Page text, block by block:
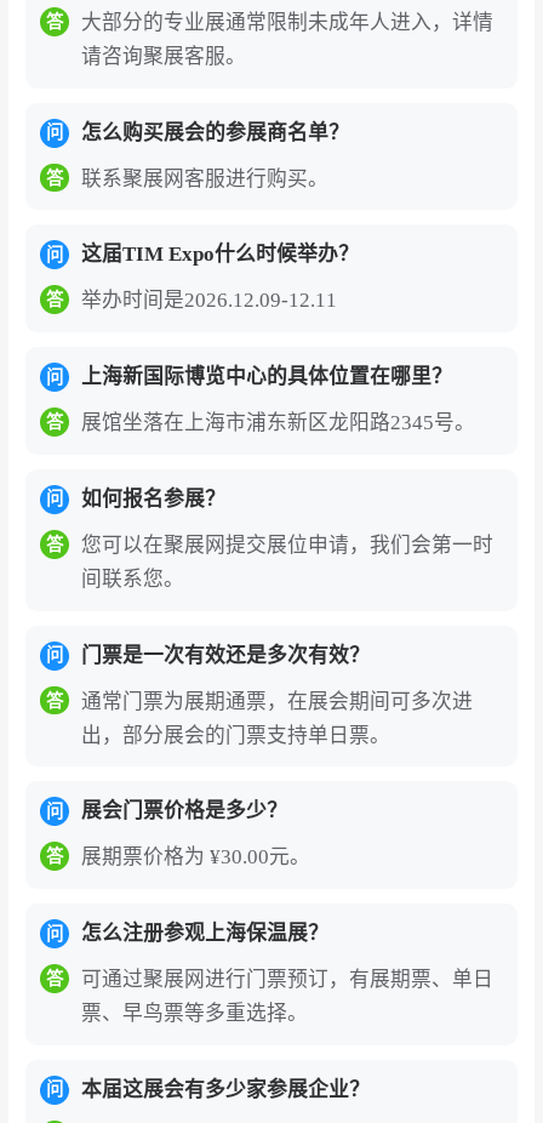
值
（TIM Expo，亚洲保温展）由中国绝热节能材料
协会主办，上海市能源研究会绝热工程应用专委
权威机构联合主办。自创办以来已成功举办二十
余届，2024年第21届展会汇聚600多家海内外优
专业观众近13,000人次，是亚太地区保温绝热材
料全产业链的年度风向标。
保温（无机保温材料、有机保温材料、保温装饰
一体板、墙体屋面保温系统等）、工业保温（石
油化工、电力、冶金、窑炉、管道、LNG储罐、
保温设备（生产设备、施工设备、喷涂设备）等
全产业链环节。从岩棉、玻璃棉、气凝胶、真空
绝热板到建筑光伏一体化（BIPV）组件，参展商
可在此完成从技术展示、品牌曝光到商贸洽谈的
精准对接全球核心买家与渠道资源
待来自中国大陆30省市、港澳台以及142个海外
人数超过20万，海外观众占比近7%。展期三天，
来自蒙古、俄罗斯、日本、韩国、泰国、沙特、
哈萨克斯坦、德国、印度、非洲等数十个国家和
ok、Linkedin、Twitter等海外平台持续推广，并
答
大部分的专业展通常限制未成年人进入，详情
请咨询聚展客服。
问 怎么购买展会的参展商名单？
答 联系聚展网客服进行购买。
问 这届TIM Expo什么时候举办？
答 举办时间是2026.12.09-12.11
问 上海新国际博览中心的具体位置在哪里？
答 展馆坐落在上海市浦东新区龙阳路2345号。
问 如何报名参展？
答
您可以在聚展网提交展位申请，我们会第一时
间联系您。
问 门票是一次有效还是多次有效？
答
通常门票为展期通票，在展会期间可多次进
出，部分展会的门票支持单日票。
问 展会门票价格是多少？
答 展期票价格为 ¥30.00元。
问 怎么注册参观上海保温展？
答
可通过聚展网进行门票预订，有展期票、单日
票、早鸟票等多重选择。
问 本届这展会有多少家参展企业？